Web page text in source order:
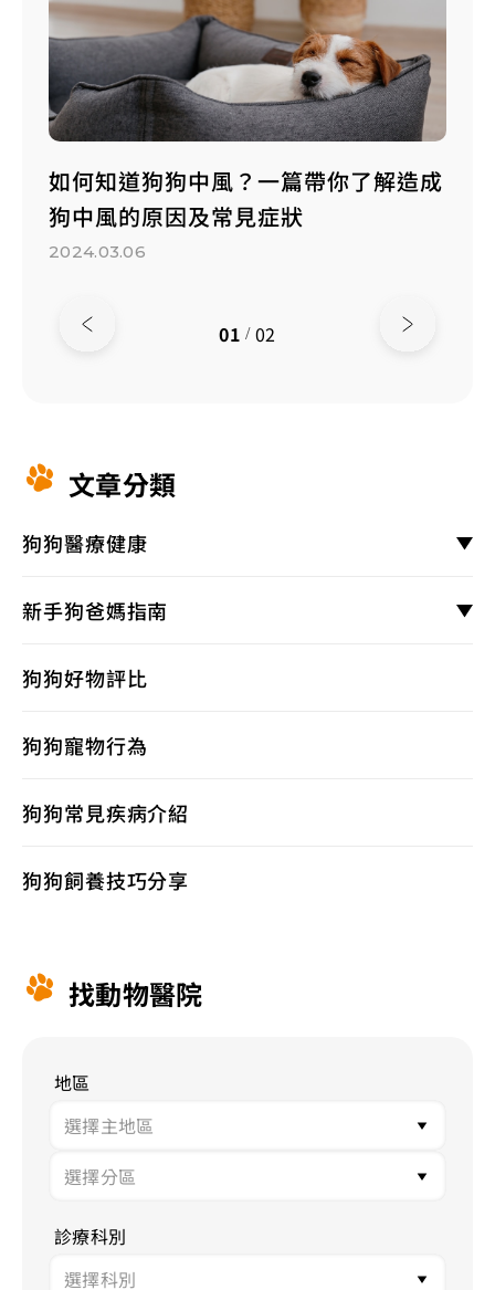
如何知道狗狗中風？一篇帶你了解造成
狗中風的原因及常見症狀
2024.03.06
01 / 02
文章分類
狗狗醫療健康
新手狗爸媽指南
狗狗好物評比
狗狗寵物行為
狗狗常見疾病介紹
狗狗飼養技巧分享
找動物醫院
地區
診療科別